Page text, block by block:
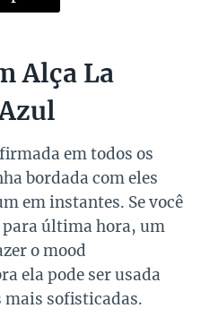
Alça La
em todos os
bordada com eles
em instantes. Se você
para última hora, um
o mood
ela pode ser usada
mais sofisticadas.